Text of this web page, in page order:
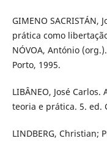
GIMENO SACRISTÁN,
prática como
NÓVOA, António
Porto, 1995.
LIBÂNEO, José
teoria e prática. 5. ed.
LINDBERG, Christian;